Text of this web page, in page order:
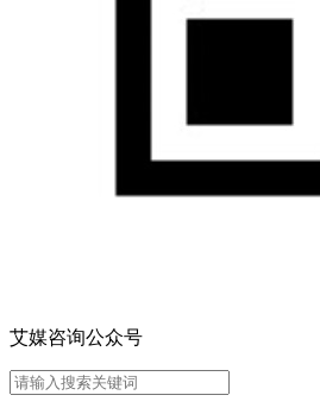
艾媒咨询公众号